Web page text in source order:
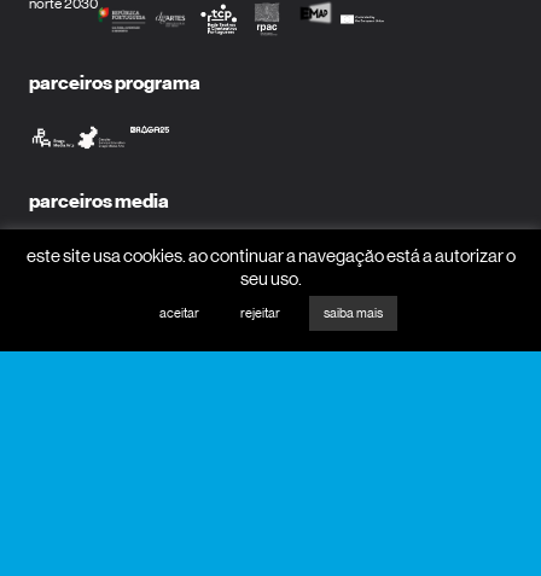
norte 2030
parceiros programa
parceiros media
este site usa cookies. ao continuar a navegação está a autorizar o
seu uso.
aceitar rejeitar saiba mais